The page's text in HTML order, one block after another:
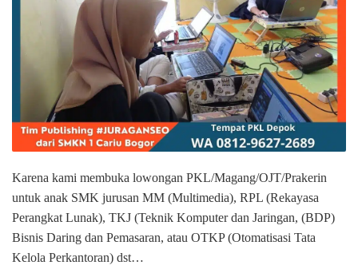
Karena kami membuka lowongan PKL/Magang/OJT/Prakerin
untuk anak SMK jurusan MM (Multimedia), RPL (Rekayasa
Perangkat Lunak), TKJ (Teknik Komputer dan Jaringan, (BDP)
Bisnis Daring dan Pemasaran, atau OTKP (Otomatisasi Tata
Kelola Perkantoran) dst…